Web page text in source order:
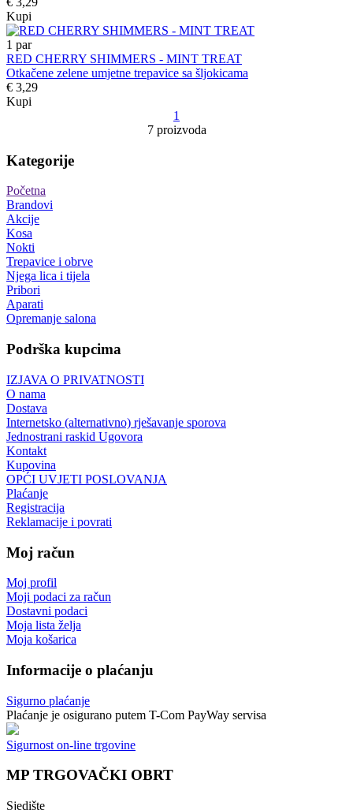
Kupi
1 par
RED CHERRY SHIMMERS - MINT TREAT
Otkačene zelene umjetne trepavice sa šljokicama
€ 3,29
Kupi
1
7 proizvoda
Kategorije
Početna
Brandovi
Akcije
Kosa
Nokti
Trepavice i obrve
Njega lica i tijela
Pribori
Aparati
Opremanje salona
Podrška kupcima
IZJAVA O PRIVATNOSTI
O nama
Dostava
Internetsko (alternativno) rješavanje sporova
Jednostrani raskid Ugovora
Kontakt
Kupovina
OPĆI UVJETI POSLOVANJA
Plaćanje
Registracija
Reklamacije i povrati
Moj račun
Moj profil
Moji podaci za račun
Dostavni podaci
Moja lista želja
Moja košarica
Informacije o plaćanju
Sigurno plaćanje
Plaćanje je osigurano putem T-Com PayWay servisa
Sigurnost on-line trgovine
MP TRGOVAČKI OBRT
Sjedište